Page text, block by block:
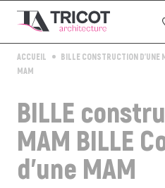
ACCUEIL BILLE CONSTRUCTION D'UNE
MAM
BILLE
MAM BILLE
d'une MAM